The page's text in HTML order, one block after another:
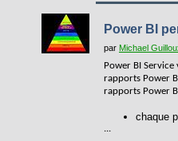
Power BI
par Michael
Power BI
rapports Power
rapports Power
chaque
...